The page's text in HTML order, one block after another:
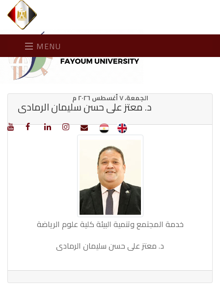
الجمعة، ٧ أغسطس ٢٠٢٦ م
MENU
د. معتز على حسن سليمان الرمادى
خدمة المجتمع وتنمية البيئة كلية علوم الرياضة
د. معتز على حسن سليمان الرمادى